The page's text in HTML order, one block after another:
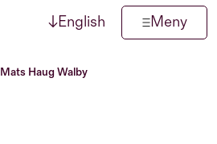
↓English Meny
Mats Haug Walby